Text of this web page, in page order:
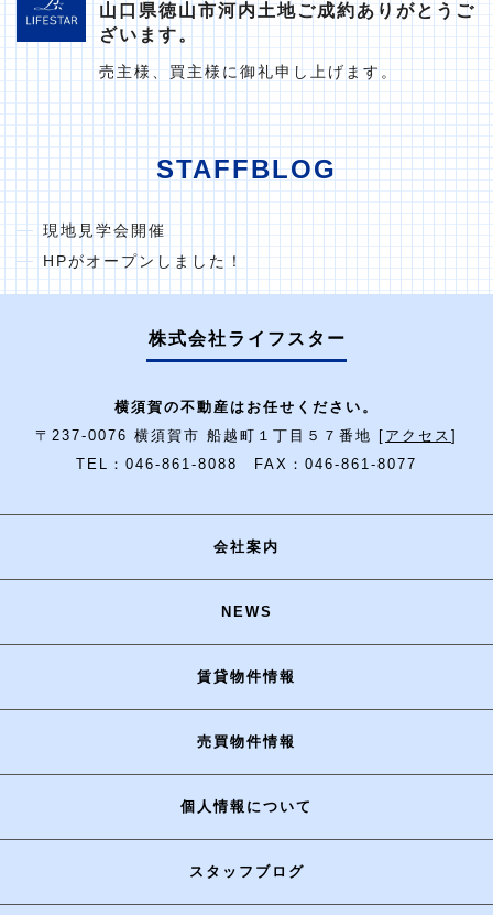
山口県徳山市河内土地ご成約ありがとうご
ざいます。
売主様、買主様に御礼申し上げます。
STAFFBLOG
現地見学会開催
HPがオープンしました！
株式会社ライフスター
横須賀の不動産はお任せください。
〒237-0076 横須賀市 船越町１丁目５７番地 [ アクセス ]
TEL：046-861-8088 FAX：046-861-8077
会社案内
NEWS
賃貸物件情報
売買物件情報
個人情報について
スタッフブログ